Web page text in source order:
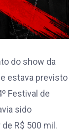
do show da
estava previsto
Festival de
sido
R$ 500 mil.